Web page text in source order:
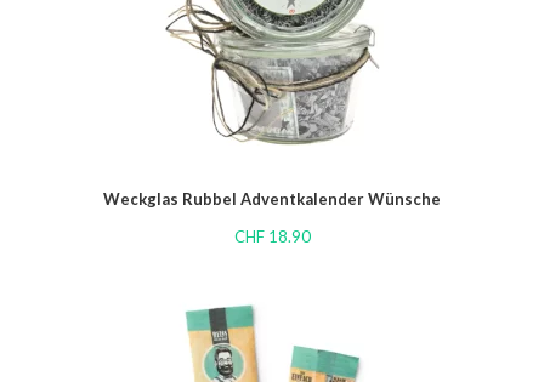
Weckglas Rubbel Adventkalender Wünsche
CHF18.90